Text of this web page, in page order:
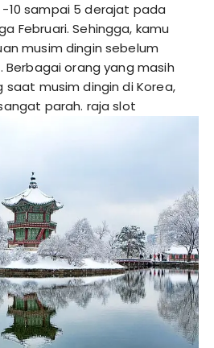
10 sampai 5 derajat pada
Februari. Sehingga, kamu
musim dingin sebelum
Berbagai orang yang masih
saat musim dingin di Korea,
parah. raja slot